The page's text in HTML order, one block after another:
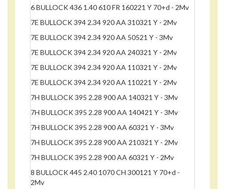
6 BULLOCK 436 1.40 610 FR 160221 Y 70+d - 2Mv
7E BULLOCK 394 2.34 920 AA 310321 Y - 2Mv
7E BULLOCK 394 2.34 920 AA 50521 Y - 3Mv
7E BULLOCK 394 2.34 920 AA 240321 Y - 2Mv
7E BULLOCK 394 2.34 920 AA 110321 Y - 2Mv
7E BULLOCK 394 2.34 920 AA 110221 Y - 2Mv
7H BULLOCK 395 2.28 900 AA 140321 Y - 3Mv
7H BULLOCK 395 2.28 900 AA 140421 Y - 3Mv
7H BULLOCK 395 2.28 900 AA 60321 Y - 3Mv
7H BULLOCK 395 2.28 900 AA 210321 Y - 2Mv
7H BULLOCK 395 2.28 900 AA 60321 Y - 2Mv
8 BULLOCK 445 2.40 1070 CH 300121 Y 70+d -
2Mv